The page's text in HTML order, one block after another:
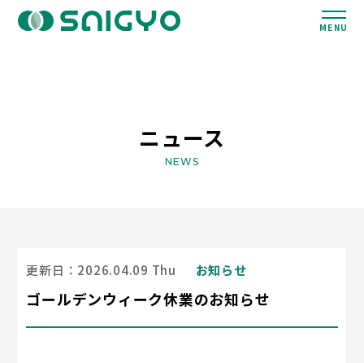
MENU
ニュース
NEWS
更新日：2026.04.09 Thu お知らせ
ゴールデンウィーク休業のお知らせ